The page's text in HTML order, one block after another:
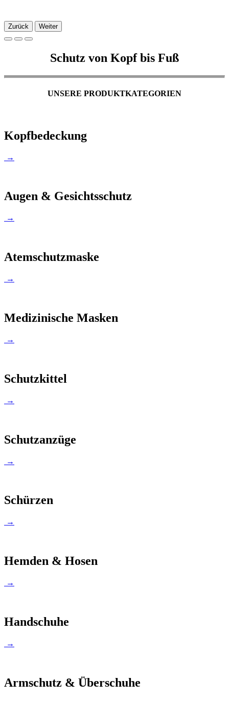
Zurück Weiter
Schutz von Kopf bis Fuß
UNSERE PRODUKTKATEGORIEN
Kopfbedeckung
→
Augen & Gesichtsschutz
→
Atemschutzmaske
→
Medizinische Masken
→
Schutzkittel
→
Schutzanzüge
→
Schürzen
→
Hemden & Hosen
→
Handschuhe
→
Armschutz & Überschuhe